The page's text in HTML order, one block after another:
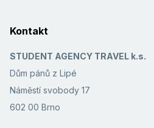
Kontakt
STUDENT AGENCY TRAVEL k.s.
Dům pánů z Lipé
Náměstí svobody 17
602 00 Brno